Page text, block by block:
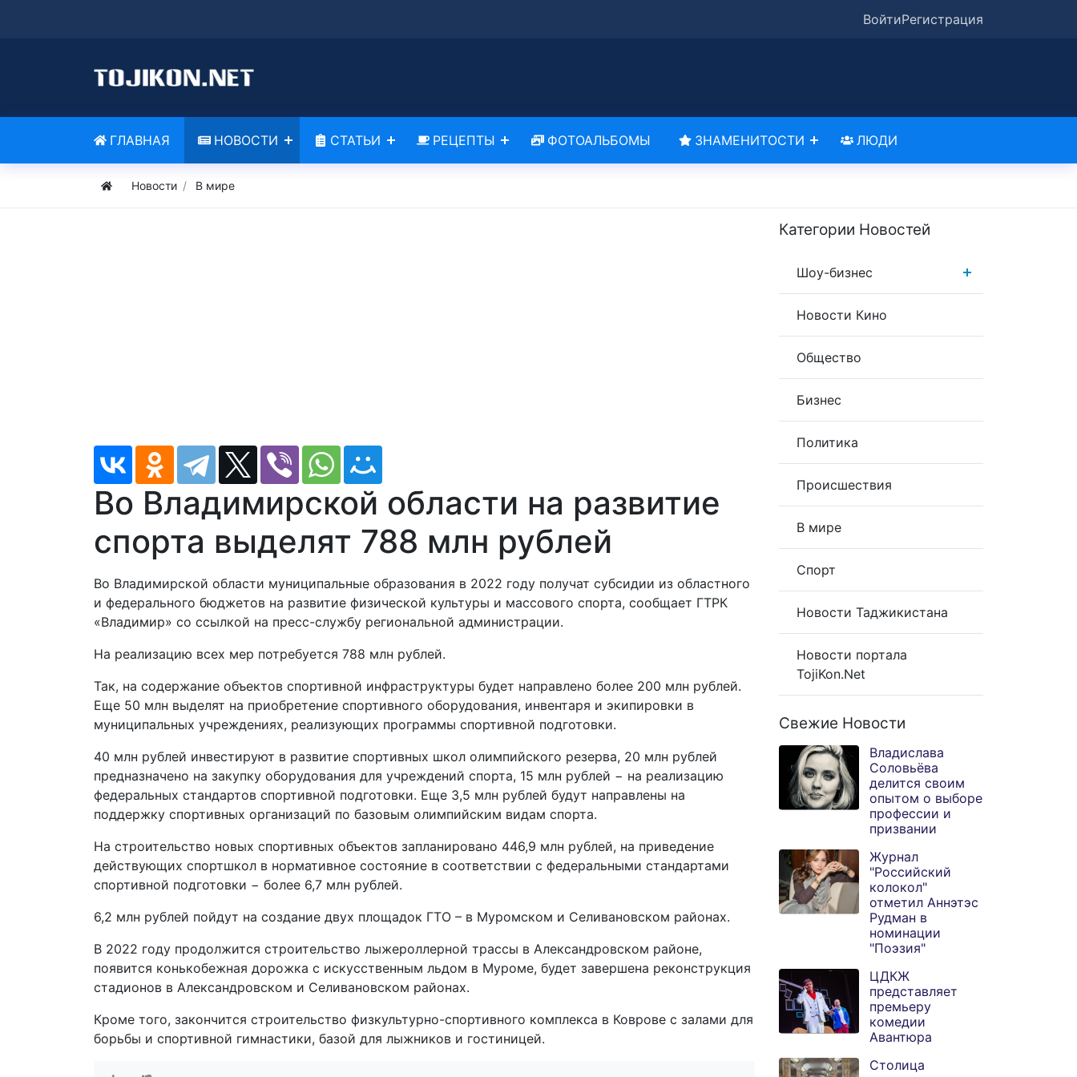
ВойтиРегистрация
ГЛАВНАЯ НОВОСТИ СТАТЬИ РЕЦЕПТЫ ФОТОАЛЬБОМЫ ЗНАМЕНИТОСТИ ЛЮДИ
Новости В мире
Во Владимирской области на развитие
спорта выделят 788 млн рублей
Во Владимирской области муниципальные образования в 2022 году получат субсидии из областного
и федерального бюджетов на развитие физической культуры и массового спорта, сообщает ГТРК
«Владимир» со ссылкой на пресс-службу региональной администрации.
На реализацию всех мер потребуется 788 млн рублей.
Так, на содержание объектов спортивной инфраструктуры будет направлено более 200 млн рублей.
Еще 50 млн выделят на приобретение спортивного оборудования, инвентаря и экипировки в
муниципальных учреждениях, реализующих программы спортивной подготовки.
40 млн рублей инвестируют в развитие спортивных школ олимпийского резерва, 20 млн рублей
предназначено на закупку оборудования для учреждений спорта, 15 млн рублей − на реализацию
федеральных стандартов спортивной подготовки. Еще 3,5 млн рублей будут направлены на
поддержку спортивных организаций по базовым олимпийским видам спорта.
На строительство новых спортивных объектов запланировано 446,9 млн рублей, на приведение
действующих спортшкол в нормативное состояние в соответствии с федеральными стандартами
спортивной подготовки − более 6,7 млн рублей.
6,2 млн рублей пойдут на создание двух площадок ГТО – в Муромском и Селивановском районах.
В 2022 году продолжится строительство лыжероллерной трассы в Александровском районе,
появится конькобежная дорожка с искусственным льдом в Муроме, будет завершена реконструкция
стадионов в Александровском и Селивановском районах.
Кроме того, закончится строительство физкультурно-спортивного комплекса в Коврове с залами для
борьбы и спортивной гимнастики, базой для лыжников и гостиницей.
Категории Новостей
Шоу-бизнес
Новости Кино
Общество
Бизнес
Политика
Происшествия
В мире
Спорт
Новости Таджикистана
Новости портала
TojiKon.Net
Свежие Новости
Владислава
Соловьёва
делится своим
опытом о выборе
профессии и
призвании
Журнал
"Российский
колокол"
отметил Аннэтэс
Рудман в
номинации
"Поэзия"
ЦДКЖ
представляет
премьеру
комедии
Авантюра
Столица